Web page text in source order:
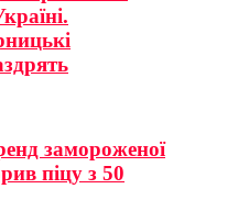
замороженої
піцу з 50